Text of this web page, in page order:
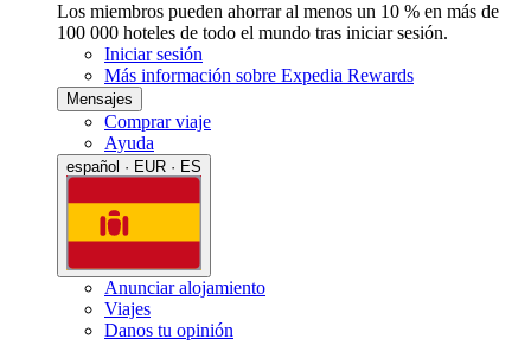
Los miembros pueden ahorrar al menos un 10 % en más de
100 000 hoteles de todo el mundo tras iniciar sesión.
Iniciar sesión
Más información sobre Expedia Rewards
Mensajes
Comprar viaje
Ayuda
español · EUR · ES
Anunciar alojamiento
Viajes
Danos tu opinión